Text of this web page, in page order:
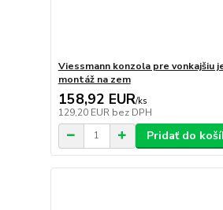
Viessmann konzola pre vonkajšiu
montáž na zem
158,92 EUR/ks
129,20 EUR bez DPH
Pridať do